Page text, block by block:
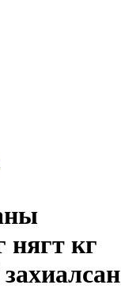
нягт кг